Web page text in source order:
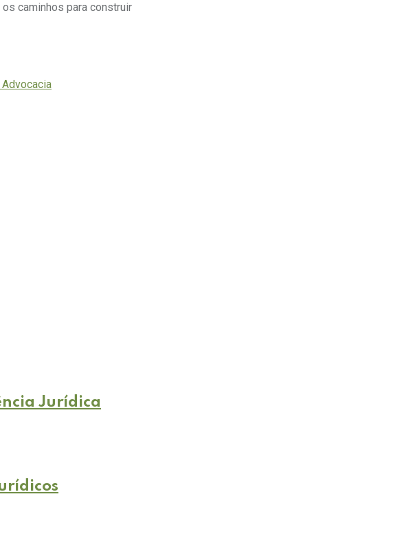
caminhos para construir
Jurídica